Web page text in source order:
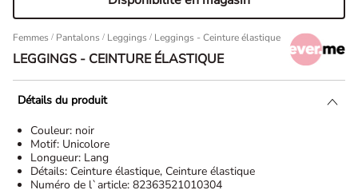
Femmes / Pantalons / Leggings Leggings - Ceinture élastique
LEGGINGS - CEINTURE ÉLASTIQUE
Détails du produit
Couleur: noir
Motif: Unicolore
Longueur: Lang
Détails: Ceinture élastique, Ceinture élastique
Numéro de l`article: 82363521010304